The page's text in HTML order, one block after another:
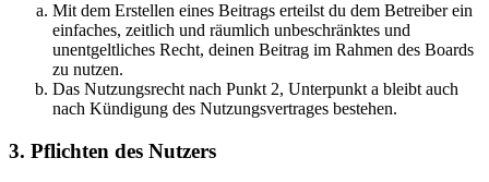
Mit dem Erstellen eines Beitrags erteilst du dem Betreiber ein
einfaches, zeitlich und räumlich unbeschränktes und
unentgeltliches Recht, deinen Beitrag im Rahmen des Boards
zu nutzen.
Das Nutzungsrecht nach Punkt 2, Unterpunkt a bleibt auch
nach Kündigung des Nutzungsvertrages bestehen.
3. Pflichten des Nutzers